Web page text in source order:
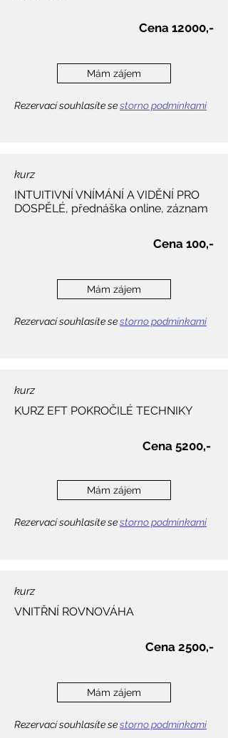
Cena 12000,-
Mám zájem
Rezervací souhlasíte sestorno podmínkami
kurz
INTUITIVNÍ VNÍMÁNÍ A VIDĚNÍ PRO
DOSPĚLÉ, přednáška online, záznam
Cena 100,-
Mám zájem
Rezervací souhlasíte sestorno podmínkami
kurz
KURZ EFT POKROČILÉ TECHNIKY
Cena 5200,-
Mám zájem
Rezervací souhlasíte sestorno podmínkami
kurz
VNITŘNÍ ROVNOVÁHA
Cena 2500,-​
Mám zájem
Rezervací souhlasíte sestorno podmínkami